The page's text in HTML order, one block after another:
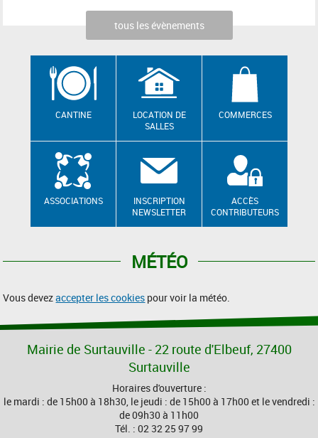
tous les évènements
CANTINE
LOCATION DE
SALLES
COMMERCES
ASSOCIATIONS
INSCRIPTION
NEWSLETTER
ACCÈS
CONTRIBUTEURS
MÉTÉO
Vous devezaccepter les cookies pour voir la météo.
Mairie de Surtauville - 22 route d'Elbeuf, 27400
Surtauville
Horaires d'ouverture :
le mardi : de 15h00 à 18h30, le jeudi : de 15h00 à 17h00 et le vendredi :
de 09h30 à 11h00
Tél. : 02 32 25 97 99